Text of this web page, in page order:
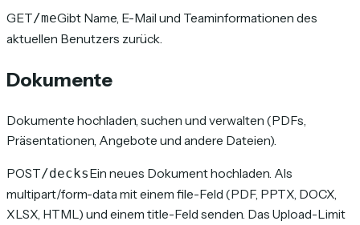
GET/meGibt Name, E-Mail und Teaminformationen des
aktuellen Benutzers zurück.
Dokumente
Dokumente hochladen, suchen und verwalten (PDFs,
Präsentationen, Angebote und andere Dateien).
POST/decksEin neues Dokument hochladen. Als
multipart/form-data mit einem file-Feld (PDF, PPTX, DOCX,
XLSX, HTML) und einem title-Feld senden. Das Upload-Limit